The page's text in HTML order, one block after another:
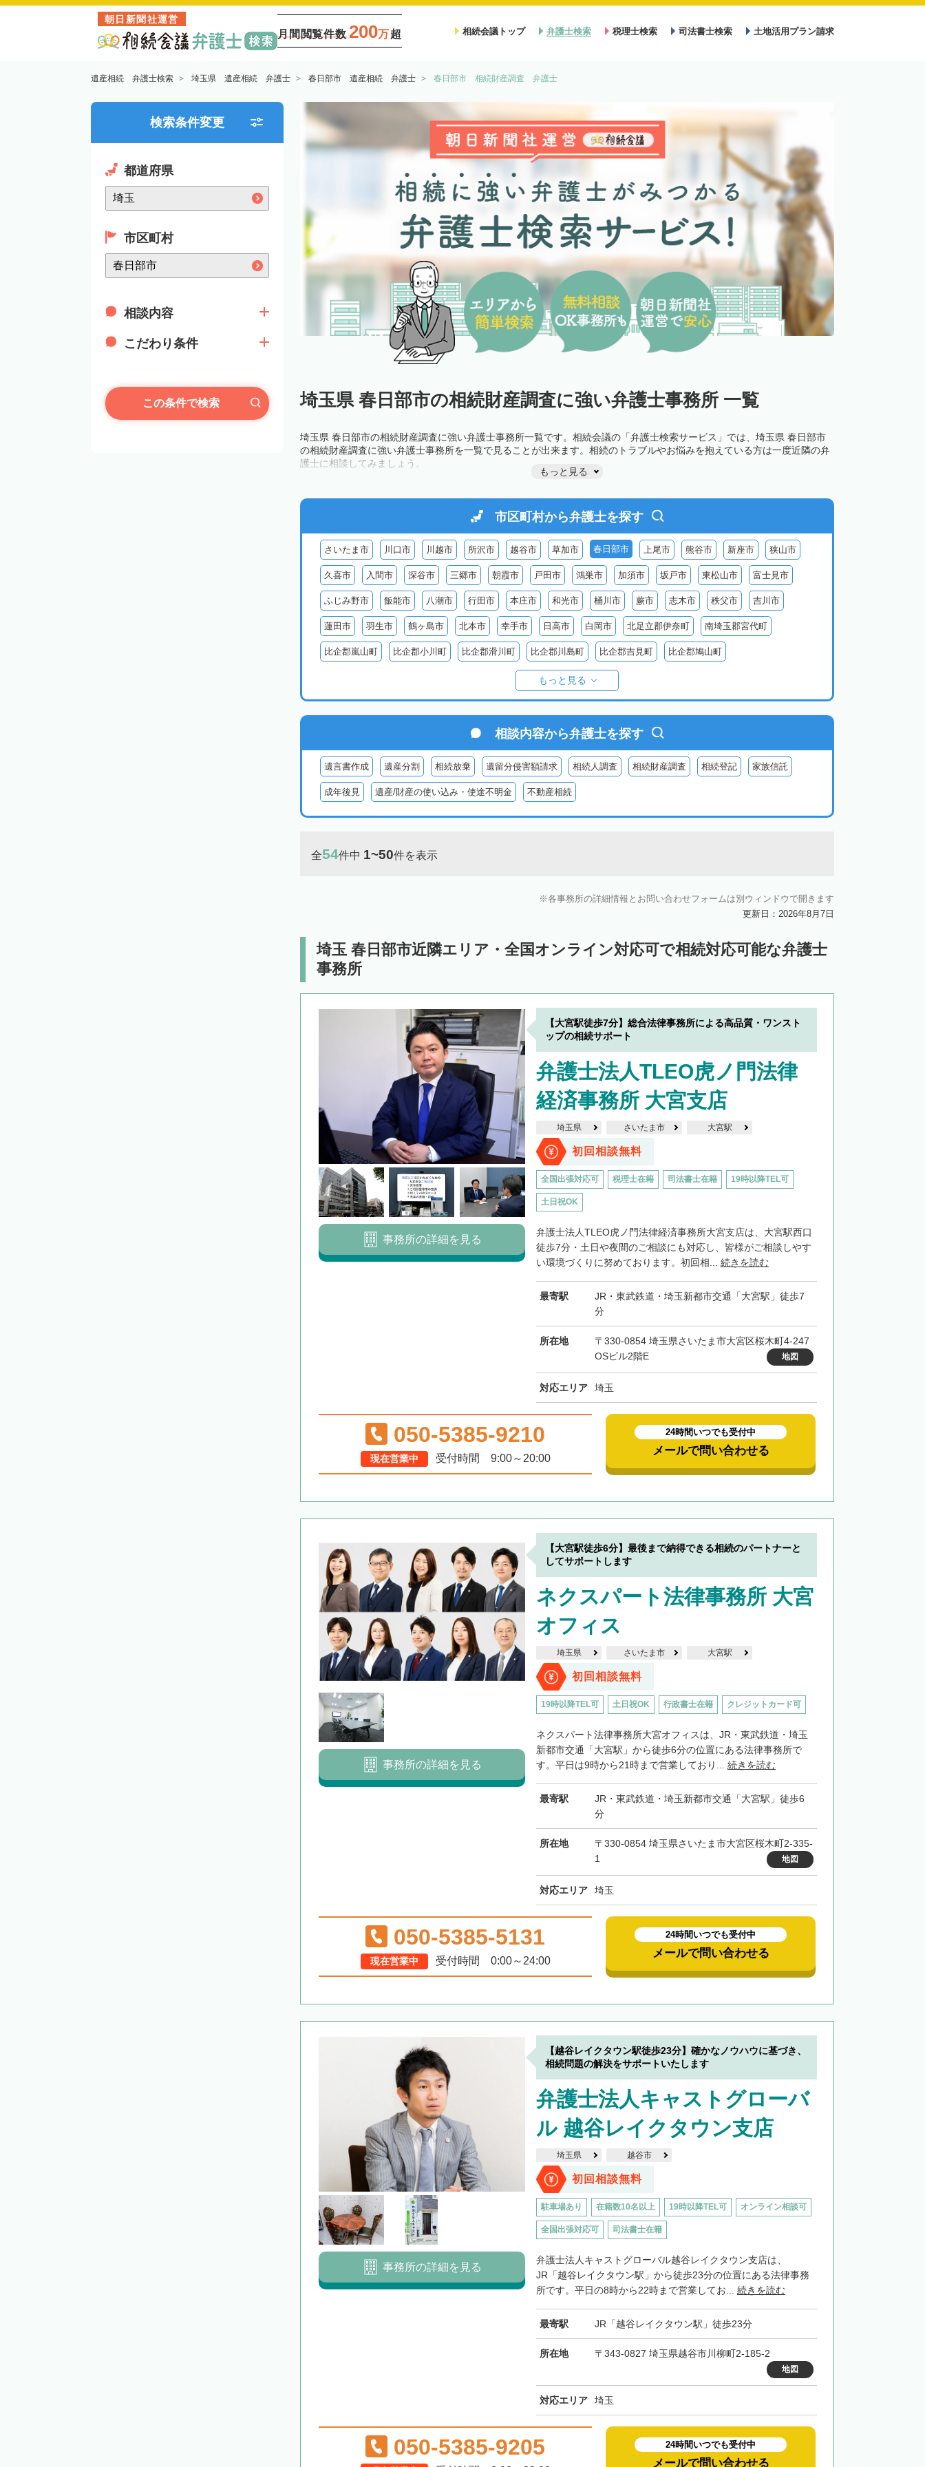
朝日新聞社運営
月間閲覧件数 200万超 相続会議トップ 弁護士検索 税理士検索 司法書士検索 土地活用プラン請求
遺産相続 弁護士検索 埼玉県 遺産相続 弁護士 春日部市 遺産相続 弁護士 春日部市 相続財産調査 弁護士
検索条件変更
都道府県
市区町村
相談内容
こだわり条件
この条件で検索 埼玉県 春日部市の相続財産調査に強い弁護士事務所 一覧
埼玉県 春日部市の相続財産調査に強い弁護士事務所一覧です。相続会議の「弁護士検索サービス」では、埼玉県 春日部市
の相続財産調査に強い弁護士事務所を一覧で見ることが出来ます。相続のトラブルやお悩みを抱えている方は一度近隣の弁
護士に相談してみましょう。
もっと見る
市区町村から弁護士を探す
さいたま市 川口市 川越市 所沢市 越谷市 草加市 春日部市 上尾市 熊谷市 新座市 狭山市
久喜市 入間市 深谷市 三郷市 朝霞市 戸田市 鴻巣市 加須市 坂戸市 東松山市 富士見市
ふじみ野市 飯能市 八潮市 行田市 本庄市 和光市 桶川市 蕨市 志木市 秩父市 吉川市
蓮田市 羽生市 鶴ヶ島市 北本市 幸手市 日高市 白岡市 北足立郡伊奈町 南埼玉郡宮代町
比企郡嵐山町 比企郡小川町 比企郡滑川町 比企郡川島町 比企郡吉見町 比企郡鳩山町
入間郡毛呂山町 入間郡越生町
児玉郡上里町 児玉郡神川町 児玉郡美里町 大里郡寄居町 秩父郡小鹿野町 秩父郡皆野町 秩父郡横瀬町
もっと見る
相談内容から弁護士を探す
遺言書作成 遺産分割 相続放棄 遺留分侵害額請求 相続人調査 相続財産調査 相続登記 家族信託
成年後見 遺産/財産の使い込み・使途不明金 不動産相続
全54件中 1~50件を表示
各事務所の詳細情報とお問い合わせフォームは別ウィンドウで開きます
更新日：2026年8月7日
埼玉 春日部市近隣エリア・全国オンライン対応可で相続対応可能な弁護士
事務所
【大宮駅徒歩7分】総合法律事務所による高品質・ワンスト
ップの相続サポート
弁護士法人TLEO虎ノ門法律
経済事務所 大宮支店
埼玉県 さいたま市 大宮駅
初回相談無料
全国出張対応可 税理士在籍 司法書士在籍 19時以降TEL可
土日祝OK
弁護士法人TLEO虎ノ門法律経済事務所大宮支店は、大宮駅西口
徒歩7分・土日や夜間のご相談にも対応し、皆様がご相談しやす
い環境づくりに努めております。初回相... 続きを読む
最寄駅
JR・東武鉄道・埼玉新都市交通「大宮駅」徒歩7
分
所在地
〒330-0854 埼玉県さいたま市大宮区桜木町4-247
OSビル2階E
地図
対応エリア 埼玉
事務所の詳細を見る
050-5385-9210
現在営業中 受付時間 9:00～20:00
24時間いつでも受付中
メールで問い合わせる
【大宮駅徒歩6分】最後まで納得できる相続のパートナーと
してサポートします
ネクスパート法律事務所 大宮
オフィス
埼玉県 さいたま市 大宮駅
初回相談無料
19時以降TEL可 土日祝OK 行政書士在籍 クレジットカード可
ネクスパート法律事務所大宮オフィスは、JR・東武鉄道・埼玉
新都市交通「大宮駅」から徒歩6分の位置にある法律事務所で
す。平日は9時から21時まで営業しており... 続きを読む
最寄駅
JR・東武鉄道・埼玉新都市交通「大宮駅」徒歩6
分
所在地
〒330-0854 埼玉県さいたま市大宮区桜木町2-335-
1
地図
対応エリア 埼玉
事務所の詳細を見る
050-5385-5131
現在営業中 受付時間 0:00～24:00
24時間いつでも受付中
メールで問い合わせる
【越谷レイクタウン駅徒歩23分】確かなノウハウに基づき、
相続問題の解決をサポートいたします
弁護士法人キャストグローバ
ル 越谷レイクタウン支店
埼玉県 越谷市
初回相談無料
駐車場あり 在籍数10名以上 19時以降TEL可 オンライン相談可
全国出張対応可 司法書士在籍
弁護士法人キャストグローバル越谷レイクタウン支店は、
JR「越谷レイクタウン駅」から徒歩23分の位置にある法律事務
所です。平日の8時から22時まで営業してお... 続きを読む
最寄駅 JR「越谷レイクタウン駅」徒歩23分
所在地 〒343-0827 埼玉県越谷市川柳町2-185-2
地図
対応エリア 埼玉
事務所の詳細を見る
050-5385-9205 24時間いつでも受付中
メールで問い合わせる